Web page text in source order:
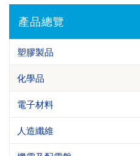
產品總覽
塑膠製品
化學品
電子材料
人造纖維